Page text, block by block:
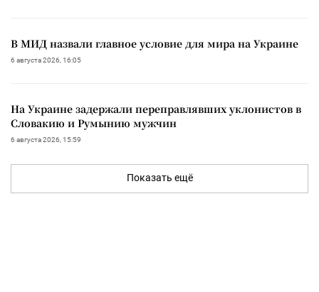
В МИД назвали главное условие для мира на Украине
6 августа 2026, 16:05
На Украине задержали переправлявших уклонистов в
Словакию и Румынию мужчин
6 августа 2026, 15:59
Показать ещё